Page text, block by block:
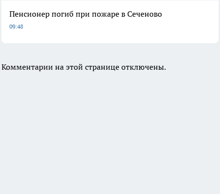
Пенсионер погиб при пожаре в Сеченово
09:48
Комментарии на этой странице отключены.